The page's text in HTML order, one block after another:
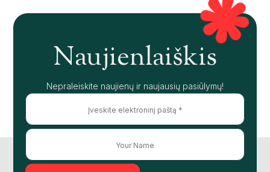
Naujienlaiškis
Nepraleiskite naujienų ir naujausių pasiūlymų!